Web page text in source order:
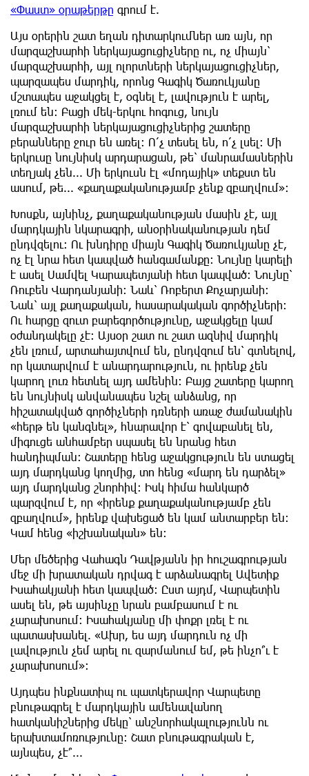
«Փաստ» օրաթերթը գրում է.
Այս օրերին շատ եղան դիտարկումներ առ այն, որ
մարզաշխարհի ներկայացուցիչները ու, ոչ միայն՝
մարզաշխարհի, այլ ոլորտների ներկայացուցիչներ,
պարզապես մարդիկ, որոնց Գագիկ Ծառուկյանը
մշտապես աջակցել է, օգնել է, լավություն է արել,
լռում են: Բացի մեկ-երկու հոգուց, նույն
մարզաշխարհի ներկայացուցիչներից շատերը
բերանները ջուր են առել: Ո՛չ տեսել են, ո՛չ լսել: Մի
երկուսը նույնիսկ արդարացան, թե՝ մանրամասներին
տեղյակ չեն... Մի երկուսն էլ «մոդայիկ» տեքստ են
ասում, թե... «քաղաքականությամբ չենք զբաղվում»:
Խոսքն, այնինչ, քաղաքականության մասին չէ, այլ
մարդկային նկարագրի, անօրինականության դեմ
ընդվզելու: Ու խնդիրը միայն Գագիկ Ծառուկյանը չէ,
ոչ էլ նրա հետ կապված հանգամանքը: Նույնը կարելի
է ասել Սամվել Կարապետյանի հետ կապված: Նույնը՝
Ռուբեն Վարդանյանի: Նաև՝ Ռոբերտ Քոչարյանի:
Նաև՝ այլ քաղաքական, հասարակական գործիչների:
Ու հարցը զուտ բարեգործությունը, աջակցելը կամ
օժանդակելը չէ: Այսօր շատ ու շատ ազնիվ մարդիկ
չեն լռում, արտահայտվում են, ընդվզում են՝ գտնելով,
որ կատարվում է անարդարություն, ու իրենք չեն
կարող լուռ հետևել այդ ամենին: Բայց շատերը կարող
են նույնիսկ անվանապես նշել անձանց, որ
հիշատակված գործիչների դռների առաջ ժամանակին
«հերթ են կանգնել», հնարավոր է՝ գովաբանել են,
միգուցե անհամբեր սպասել են նրանց հետ
հանդիպման: Շատերը հենց աջակցություն են ստացել
այդ մարդկանց կողմից, տո հենց «մարդ են դարձել»
այդ մարդկանց շնորհիվ: Իսկ հիմա հանկարծ
պարզվում է, որ «իրենք քաղաքականությամբ չեն
զբաղվում», իրենք վախեցած են կամ անտարբեր են:
Կամ հենց «իշխանական» են:
Մեր մեծերից Վահագն Դավթյանն իր հուշագրության
մեջ մի խրատական դրվագ է արձանագրել Ավետիք
Իսահակյանի հետ կապված: Ըստ այդմ, Վարպետին
ասել են, թե այսինչը նրան բամբասում է ու
չարախոսում: Իսահակյանը մի փոքր լռել է ու
պատասխանել. «Ախր, ես այդ մարդուն ոչ մի
լավություն չեմ արել ու զարմանում եմ, թե ինչո՞ւ է
չարախոսում»:
Այդպես ինքնատիպ ու պատկերավոր Վարպետը
բնութագրել է մարդկային ամենավանող
հատկանիշներից մեկը՝ անշնորհակալությունն ու
երախտամոռությունը: Շատ բնութագրական է,
այնպես, չէ՞...